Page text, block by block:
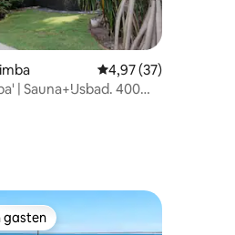
5 op 5, 10 recensies
Gemiddelde
4,97 (37)
| Sauna+IJsbad. 400m
gasten
gasten